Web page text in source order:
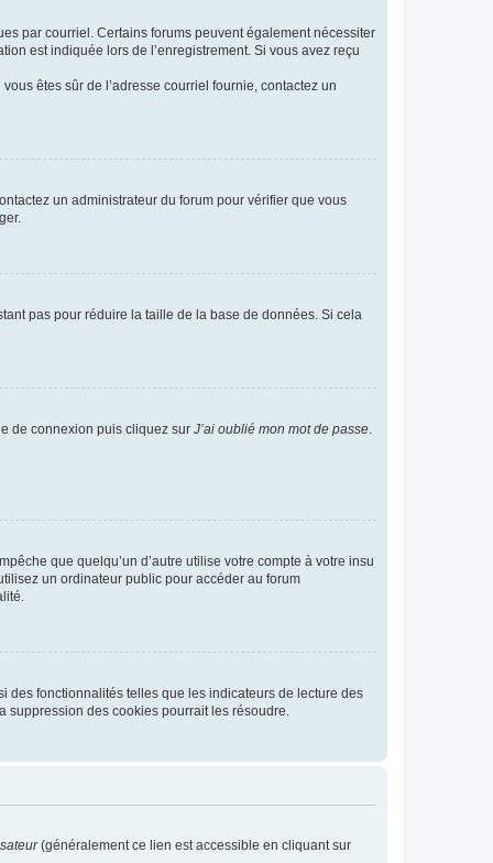
par courriel. Certains forums peuvent également nécessiter
est indiquée lors de l’enregistrement. Si vous avez reçu
êtes sûr de l’adresse courriel fournie, contactez un
un administrateur du forum pour vérifier que vous
pas pour réduire la taille de la base de données. Si cela
de connexion puis cliquez sur J’ai oublié mon mot de passe.
que quelqu’un d’autre utilise votre compte à votre insu
un ordinateur public pour accéder au forum
des fonctionnalités telles que les indicateurs de lecture des
suppression des cookies pourrait les résoudre.
(généralement ce lien est accessible en cliquant sur